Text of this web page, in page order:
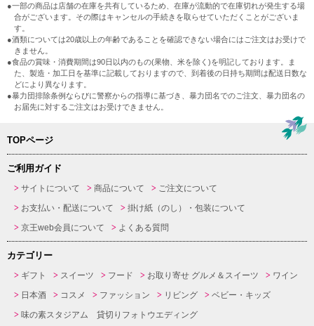
●一部の商品は店舗の在庫を共有しているため、在庫が流動的で在庫切れが発生する場
合がございます。その際はキャンセルの手続きを取らせていただくことがございま
す。
●酒類については20歳以上の年齢であることを確認できない場合にはご注文はお受けで
きません。
●食品の賞味・消費期間は90日以内のもの(果物、米を除く)を明記しております。ま
た、製造・加工日を基準に記載しておりますので、到着後の日持ち期間は配送日数な
どにより異なります。
●暴力団排除条例ならびに警察からの指導に基づき、暴力団名でのご注文、暴力団名の
お届先に対するご注文はお受けできません。
TOPページ
ご利用ガイド
サイトについて 商品について
ご注文について
お支払い・配送について
掛け紙（のし）・包装について
京王web会員について
よくある質問
カテゴリー
ギフト スイーツ フード お取り寄せ グルメ＆スイーツ
ワイン
日本酒
コスメ ファッション リビング
ベビー・キッズ
味の素スタジアム 貸切りフォトウエディング